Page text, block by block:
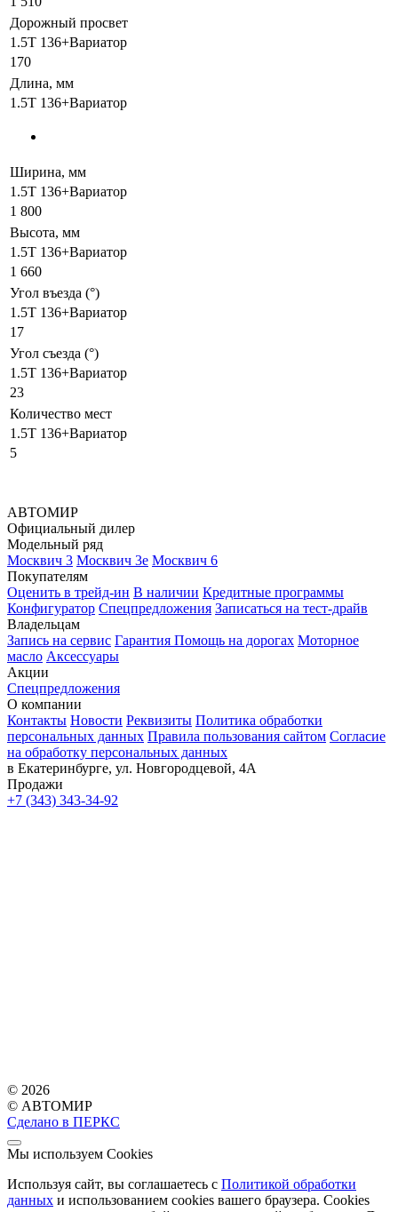
Дорожный просвет
1.5T 136+Вариатор
170
Длина, мм
1.5T 136+Вариатор
Ширина, мм
1.5T 136+Вариатор
1 800
Высота, мм
1.5T 136+Вариатор
1 660
Угол въезда (°)
1.5T 136+Вариатор
17
Угол съезда (°)
1.5T 136+Вариатор
23
Количество мест
1.5T 136+Вариатор
5
АВТОМИР
Официальный дилер
Модельный ряд
Москвич 3 Москвич 3е Москвич 6
Покупателям
Оценить в трейд-ин В наличии Кредитные программы
Конфигуратор Спецпредложения Записаться на тест-драйв
Владельцам
Запись на сервис Гарантия Помощь на дорогах Моторное
масло Аксессуары
Акции
Спецпредложения
О компании
Контакты Новости Реквизиты Политика обработки
персональных данных Правила пользования сайтом Согласие
на обработку персональных данных
в Екатеринбурге, ул. Новгородцевой, 4А
Продажи
+7 (343) 343-34-92
© 2026
© АВТОМИР
Сделано в ПЕРКС
Мы используем Cookies
Используя сайт, вы соглашаетесь с Политикой обработки
данных и использованием cookies вашего браузера. Cookies